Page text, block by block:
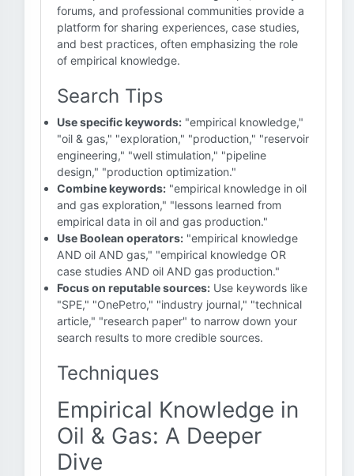
forums, and professional communities provide a
platform for sharing experiences, case studies,
and best practices, often emphasizing the role
of empirical knowledge.
Search Tips
Use specific keywords: "empirical knowledge,"
"oil & gas," "exploration," "production," "reservoir
engineering," "well stimulation," "pipeline
design," "production optimization."
Combine keywords: "empirical knowledge in oil
and gas exploration," "lessons learned from
empirical data in oil and gas production."
Use Boolean operators: "empirical knowledge
AND oil AND gas," "empirical knowledge OR
case studies AND oil AND gas production."
Focus on reputable sources: Use keywords like
"SPE," "OnePetro," "industry journal," "technical
article," "research paper" to narrow down your
search results to more credible sources.
Techniques
Empirical Knowledge in
Oil & Gas: A Deeper
Dive